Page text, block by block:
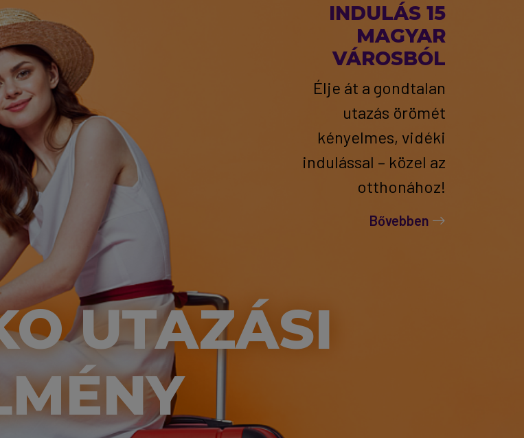
INDULÁS 15
MAGYAR
VÁROSBÓL
Élje át a gondtalan
utazás örömét
kényelmes, vidéki
indulással – közel az
otthonához!
Bővebben
UTAZÁSI